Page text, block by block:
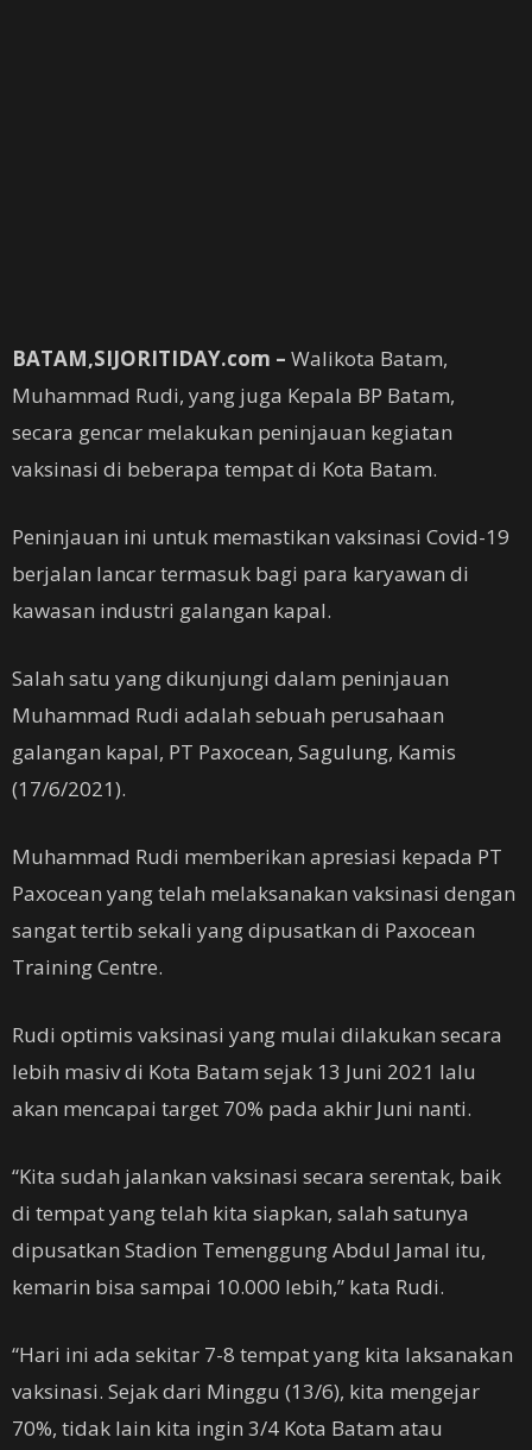
BATAM,SIJORITIDAY.com – Walikota Batam,
Muhammad Rudi, yang juga Kepala BP Batam,
secara gencar melakukan peninjauan kegiatan
vaksinasi di beberapa tempat di Kota Batam.
Peninjauan ini untuk memastikan vaksinasi Covid-19
berjalan lancar termasuk bagi para karyawan di
kawasan industri galangan kapal.
Salah satu yang dikunjungi dalam peninjauan
Muhammad Rudi adalah sebuah perusahaan
galangan kapal, PT Paxocean, Sagulung, Kamis
(17/6/2021).
Muhammad Rudi memberikan apresiasi kepada PT
Paxocean yang telah melaksanakan vaksinasi dengan
sangat tertib sekali yang dipusatkan di Paxocean
Training Centre.
Rudi optimis vaksinasi yang mulai dilakukan secara
lebih masiv di Kota Batam sejak 13 Juni 2021 lalu
akan mencapai target 70% pada akhir Juni nanti.
“Kita sudah jalankan vaksinasi secara serentak, baik
di tempat yang telah kita siapkan, salah satunya
dipusatkan Stadion Temenggung Abdul Jamal itu,
kemarin bisa sampai 10.000 lebih,” kata Rudi.
“Hari ini ada sekitar 7-8 tempat yang kita laksanakan
vaksinasi. Sejak dari Minggu (13/6), kita mengejar
70%, tidak lain kita ingin 3/4 Kota Batam atau